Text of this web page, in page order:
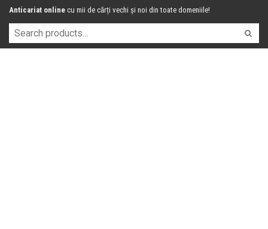
Anticariat online cu mii de cărți vechi și noi din toate domeniile!